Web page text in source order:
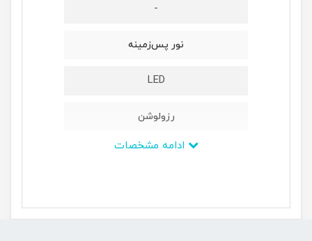
-
نور پس‌زمینه
LED
رزولوشن